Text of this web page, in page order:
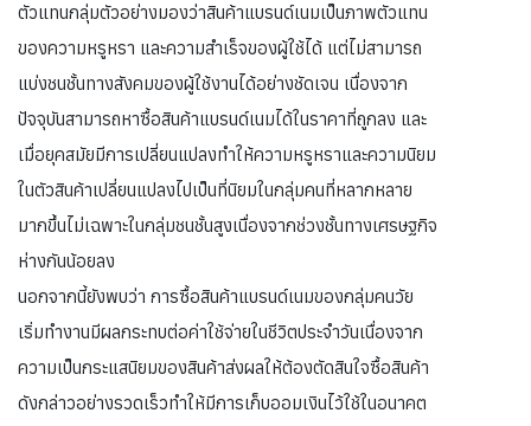
ตัวแทนกลุ่มตัวอย่างมองว่าสินค้าแบรนด์เนมเป็นภาพตัวแทน
ของความหรูหรา และความสำเร็จของผู้ใช้ได้ แต่ไม่สามารถ
แบ่งชนชั้นทางสังคมของผู้ใช้งานได้อย่างชัดเจน เนื่องจาก
ปัจจุบันสามารถหาซื้อสินค้าแบรนด์เนมได้ในราคาที่ถูกลง และ
เมื่อยุคสมัยมีการเปลี่ยนแปลงทำให้ความหรูหราและความนิยม
ในตัวสินค้าเปลี่ยนแปลงไปเป็นที่นิยมในกลุ่มคนที่หลากหลาย
มากขึ้นไม่เฉพาะในกลุ่มชนชั้นสูงเนื่องจากช่วงชั้นทางเศรษฐกิจ
ห่างกันน้อยลง
นอกจากนี้ยังพบว่า การซื้อสินค้าแบรนด์เนมของกลุ่มคนวัย
เริ่มทำงานมีผลกระทบต่อค่าใช้จ่ายในชีวิตประจำวันเนื่องจาก
ความเป็นกระแสนิยมของสินค้าส่งผลให้ต้องตัดสินใจซื้อสินค้า
ดังกล่าวอย่างรวดเร็วทำให้มีการเก็บออมเงินไว้ใช้ในอนาคต